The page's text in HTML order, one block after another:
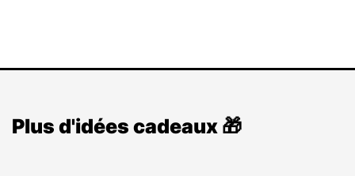
Plus d'idées cadeaux 🎁